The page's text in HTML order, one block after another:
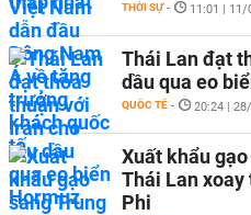
THỜI SỰ - 11:01 |
Thái Lan đạt
dầu qua eo
QUỐC TẾ - 20:24 |
Xuất khẩu
Thái Lan xoay
Phi